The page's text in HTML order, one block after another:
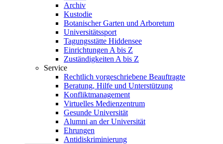
Archiv
Kustodie
Botanischer Garten und Arboretum
Universitätssport
Tagungsstätte Hiddensee
Einrichtungen A bis Z
Zuständigkeiten A bis Z
Service
Rechtlich vorgeschriebene Beauftragte
Beratung, Hilfe und Unterstützung
Konfliktmanagement
Virtuelles Medienzentrum
Gesunde Universität
Alumni an der Universität
Ehrungen
Antidiskriminierung